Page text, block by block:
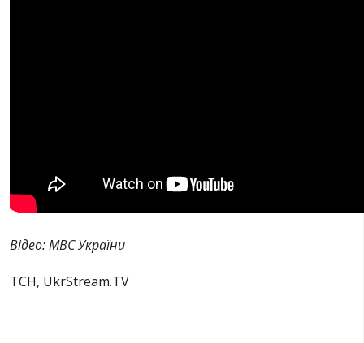
Відео: МВС України
ТСН, UkrStream.TV